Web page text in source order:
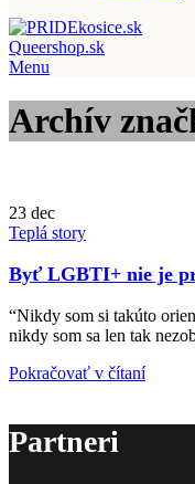
Queershop.sk
Menu
Archív
23 dec
Teplá story
Byť LGBTI+ nie je
“Nikdy som si takúto
nikdy som sa len tak
Pokračovať v čítaní
Partneri